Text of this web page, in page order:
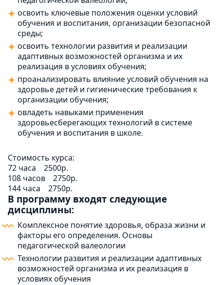
освоить ключевые положения оценки условий
обучения и воспитания, организации безопасной
среды;
освоить технологии развития и реализации
адаптивных возможностей организма и их
реализация в условиях обучения;
проанализировать влияние условий обучения на
здоровье детей и гигиенические требования к
организации обучения;
овладеть навыками применения
здоровьесберегающих технологий в системе
обучения и воспитания в школе.
Стоимость курса:
72 часа
2500р.
108 часов
2750р.
144 часа
2750р.
В программу входят следующие
дисциплины:
Комплексное понятие здоровья, образа жизни и
факторы его определения. Основы
педагогической валеологии
Технологии развития и реализации адаптивных
возможностей организма и их реализация в
условиях обучения